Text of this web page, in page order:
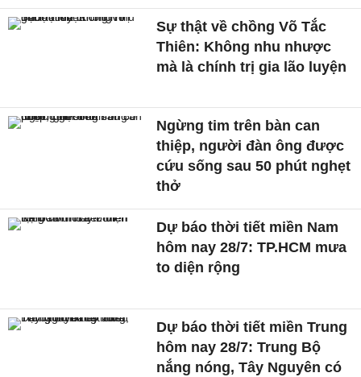
Sự thật về chồng Võ Tắc
Thiên: Không nhu nhược
mà là chính trị gia lão luyện
Ngừng tim trên bàn can
thiệp, người đàn ông được
cứu sống sau 50 phút nghẹt
thở
Dự báo thời tiết miền Nam
hôm nay 28/7: TP.HCM mưa
to diện rộng
Dự báo thời tiết miền Trung
hôm nay 28/7: Trung Bộ
nắng nóng, Tây Nguyên có